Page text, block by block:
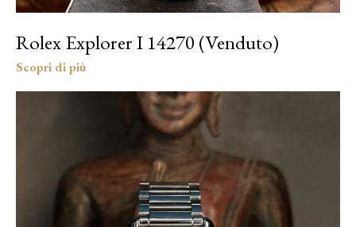
Rolex Explorer I 14270 (Venduto)